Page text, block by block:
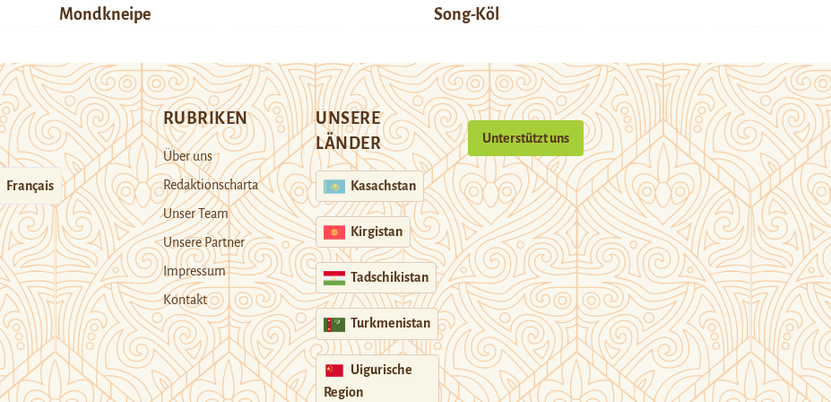
Mondkneipe Song-Köl
Français
RUBRIKEN
Über uns
Redaktionscharta
Unser Team
Unsere Partner
Impressum
Kontakt
UNSERE
LÄNDER
Kasachstan
Kirgistan
Tadschikistan
Turkmenistan
Uigurische
Region
Unterstützt uns